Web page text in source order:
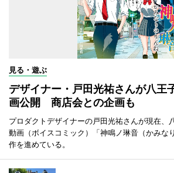
見る・遊ぶ
デザイナー・戸田光祐さんが八王
画公開 商店会との企画も
プロダクトデザイナーの戸田光祐さんが現在、
動画（ボイスコミック）「神鳴ノ琳音（かみな
作を進めている。